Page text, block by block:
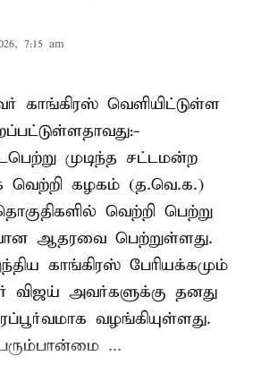
7:15 am
காங்கிரஸ் வெளியிட்டுள்ள
முடிந்த சட்டமன்ற
வெற்றி கழகம் (த.வெ.க.)
வெற்றி பெற்று
ஆதரவை பெற்றுள்ளது.
காங்கிரஸ் பேரியக்கமும்
அவர்களுக்கு தனது
வழங்கியுள்ளது.
...